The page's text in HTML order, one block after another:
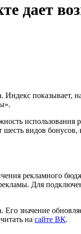
дает
показывает,
видов
рекламного
Для
значение
на сайте ВК.